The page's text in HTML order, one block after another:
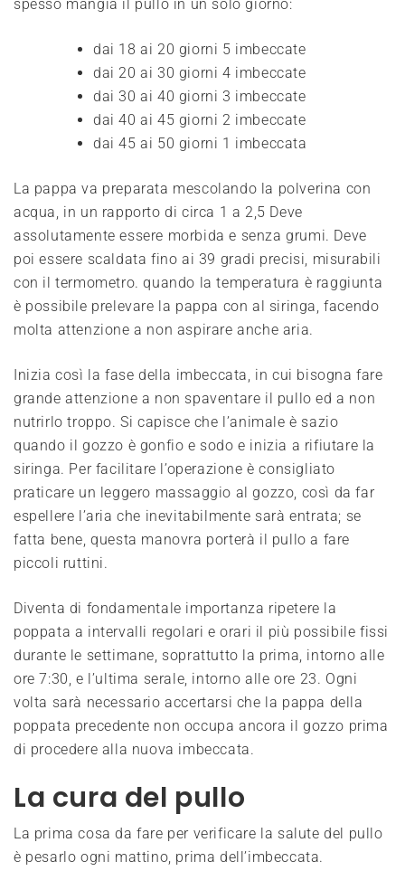
spesso mangia il pullo in un solo giorno:
dai 18 ai 20 giorni 5 imbeccate
dai 20 ai 30 giorni 4 imbeccate
dai 30 ai 40 giorni 3 imbeccate
dai 40 ai 45 giorni 2 imbeccate
dai 45 ai 50 giorni 1 imbeccata
La pappa va preparata mescolando la polverina con
acqua, in un rapporto di circa 1 a 2,5 Deve
assolutamente essere morbida e senza grumi. Deve
poi essere scaldata fino ai 39 gradi precisi, misurabili
con il termometro. quando la temperatura è raggiunta
è possibile prelevare la pappa con al siringa, facendo
molta attenzione a non aspirare anche aria.
Inizia così la fase della imbeccata, in cui bisogna fare
grande attenzione a non spaventare il pullo ed a non
nutrirlo troppo. Si capisce che l’animale è sazio
quando il gozzo è gonfio e sodo e inizia a rifiutare la
siringa. Per facilitare l’operazione è consigliato
praticare un leggero massaggio al gozzo, così da far
espellere l’aria che inevitabilmente sarà entrata; se
fatta bene, questa manovra porterà il pullo a fare
piccoli ruttini.
Diventa di fondamentale importanza ripetere la
poppata a intervalli regolari e orari il più possibile fissi
durante le settimane, soprattutto la prima, intorno alle
ore 7:30, e l’ultima serale, intorno alle ore 23. Ogni
volta sarà necessario accertarsi che la pappa della
poppata precedente non occupa ancora il gozzo prima
di procedere alla nuova imbeccata.
La cura del pullo
La prima cosa da fare per verificare la salute del pullo
è pesarlo ogni mattino, prima dell’imbeccata.